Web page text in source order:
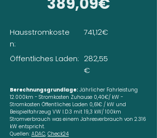
Hausstromkoste
n:
Öffentliches Laden:
741,12€
282,55
€
Berechnungsgrundlage: Jährlicher Fahrleistung
12.000km - Stromkosten Zuhause 0,40€/ kW -
Stromkosten Öffentliches Laden 0,61€ / kW und
Beispielfahrzeug VW I.D.3 mit 19,3 kW/ 100km
Stromverbrauch was einem Jahresverbrauch von 2.316
kW entspricht.
Quellen: ADAC, Check24